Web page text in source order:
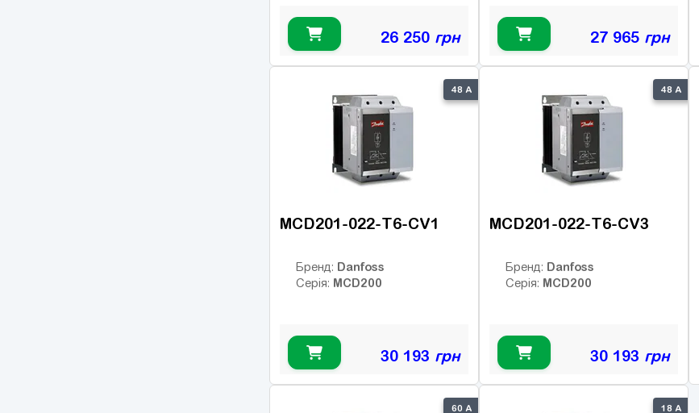
26 250 грн 27 965 грн
48 А
MCD201-022-T6-CV1
Бренд: Danfoss
Серія: MCD200
30 193 грн
48 А
MCD201-022-T6-CV3
Бренд: Danfoss
Серія: MCD200
30 193 грн
60 А 18 А